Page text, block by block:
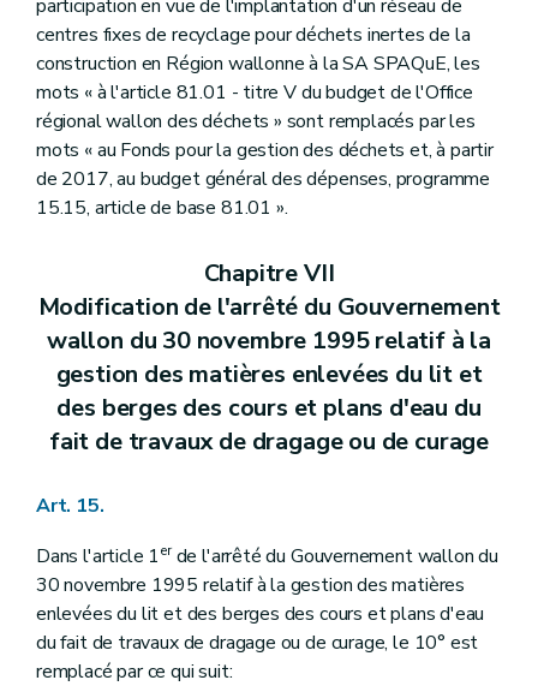
participation en vue de l'implantation d'un réseau de
centres fixes de recyclage pour déchets inertes de la
construction en Région wallonne à la SA SPAQuE, les
mots « à l'article 81.01 - titre V du budget de l'Office
régional wallon des déchets » sont remplacés par les
mots « au Fonds pour la gestion des déchets et, à partir
de 2017, au budget général des dépenses, programme
15.15, article de base 81.01 ».
Chapitre VII
Modification de l'arrêté du Gouvernement
wallon du 30 novembre 1995 relatif à la
gestion des matières enlevées du lit et
des berges des cours et plans d'eau du
fait de travaux de dragage ou de curage
Art. 15.
Dans l'article 1erde l'arrêté du Gouvernement wallon du
30 novembre 1995 relatif à la gestion des matières
enlevées du lit et des berges des cours et plans d'eau
du fait de travaux de dragage ou de curage, le 10° est
remplacé par ce qui suit: